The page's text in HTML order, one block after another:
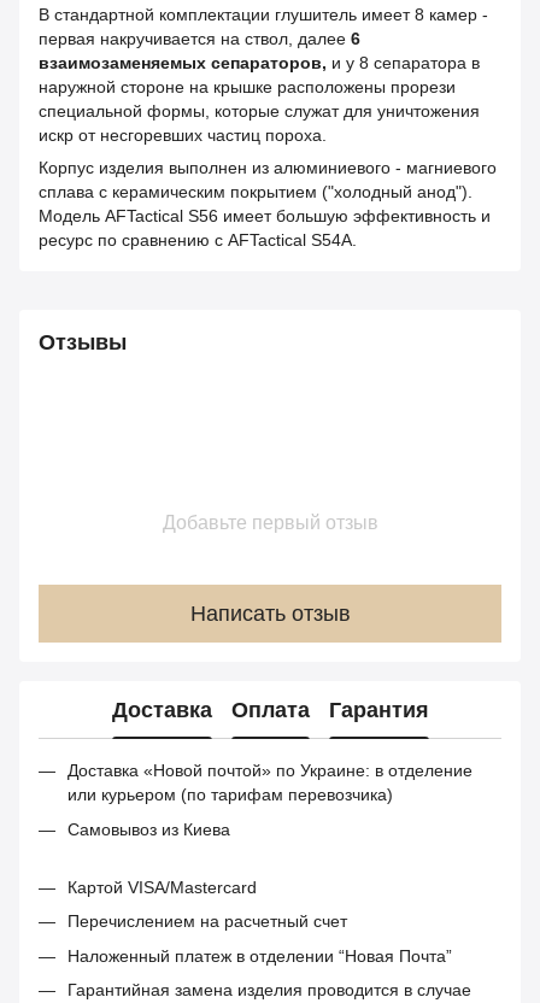
В стандартной комплектации глушитель имеет 8 камер -
первая накручивается на ствол, далее 6
взаимозаменяемых сепараторов, и у 8 сепаратора в
наружной стороне на крышке расположены прорези
специальной формы, которые служат для уничтожения
искр от несгоревших частиц пороха.
Корпус изделия выполнен из алюминиевого - магниевого
сплава с керамическим покрытием ("холодный анод").
Модель AFTactical S56 имеет большую эффективность и
ресурс по сравнению с AFTactical S54A.
Отзывы
Добавьте первый отзыв
Написать отзыв
Доставка Оплата Гарантия
Доставка «Новой почтой» по Украине: в отделение
или курьером (по тарифам перевозчика)
Самовывоз из Киева
Картой VISA/Mastercard
Перечислением на расчетный счет
Наложенный платеж в отделении “Новая Почта”
Гарантийная замена изделия проводится в случае